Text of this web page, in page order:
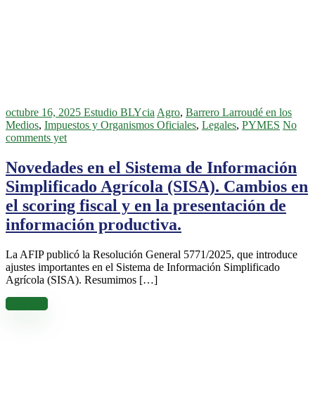
octubre 16, 2025 Estudio BLYcia Agro, Barrero Larroudé en los
Medios, Impuestos y Organismos Oficiales, Legales, PYMES No
comments yet
Novedades en el Sistema de Información
Simplificado Agrícola (SISA). Cambios en
el scoring fiscal y en la presentación de
información productiva.
La AFIP publicó la Resolución General 5771/2025, que introduce
ajustes importantes en el Sistema de Información Simplificado
Agrícola (SISA). Resumimos […]